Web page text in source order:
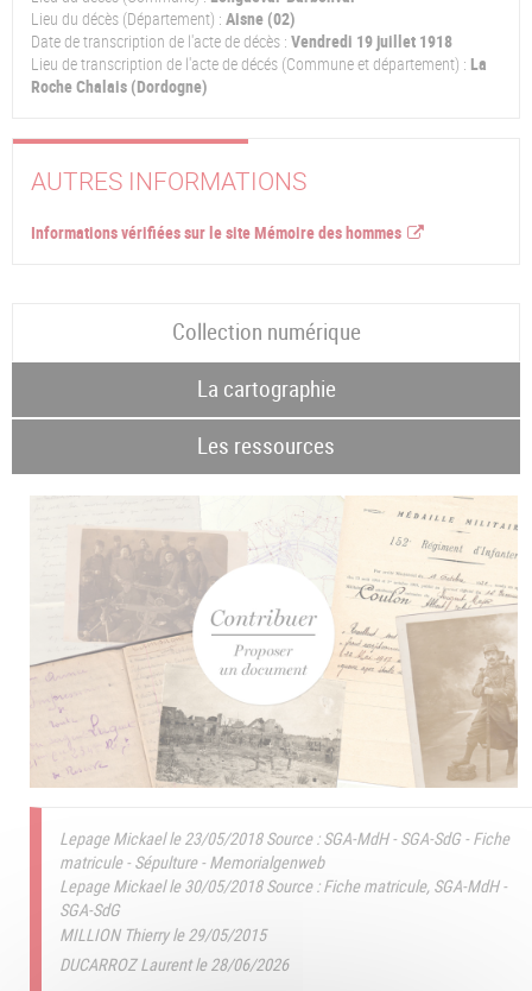
Lieu du décès (Département) : Aisne (02)
Date de transcription de l'acte de décès : Vendredi 19 juillet 1918
Lieu de transcription de l'acte de décés (Commune et département) : La
Roche Chalais (Dordogne)
AUTRES INFORMATIONS
Informations vérifiées sur le site Mémoire des hommes
Collection numérique
La cartographie
Les ressources
Lepage Mickael le 23/05/2018Source : SGA-MdH - SGA-SdG - Fiche
matricule - Sépulture - Memorialgenweb
Lepage Mickael le 30/05/2018Source : Fiche matricule, SGA-MdH -
SGA-SdG
MILLION Thierry le 29/05/2015
DUCARROZ Laurent le 28/06/2026